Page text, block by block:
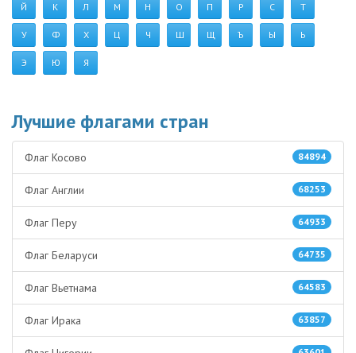
Й К Л М Н О П Р С Т
У Ф Х Ц Ч Ш Щ Ъ Ы Ь
Э Ю Я
Лучшие флагами стран
84894
Флаг Косово
68253
Флаг Англии
64933
Флаг Перу
64735
Флаг Беларуси
64583
Флаг Вьетнама
63857
Флаг Ирака